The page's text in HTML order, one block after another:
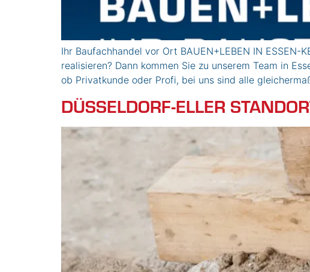
Ihr Baufachhandel vor Ort BAUEN+LEBEN IN
realisieren? Dann kommen Sie zu unserem Team in
ob Privatkunde oder Profi, bei uns sind alle
DÜSSELDORF-ELLER